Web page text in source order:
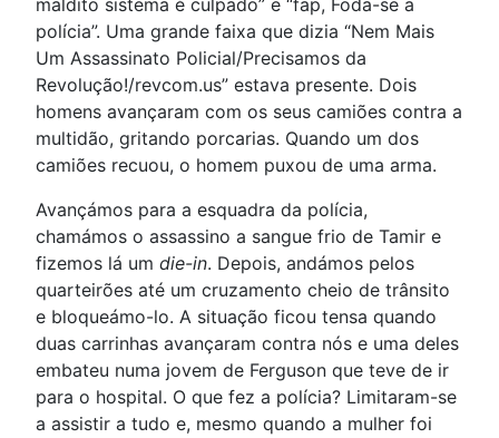
maldito sistema é culpado” e “fap, Foda-se a
polícia”. Uma grande faixa que dizia “Nem Mais
Um Assassinato Policial/Precisamos da
Revolução!/revcom.us” estava presente. Dois
homens avançaram com os seus camiões contra a
multidão, gritando porcarias. Quando um dos
camiões recuou, o homem puxou de uma arma.
Avançámos para a esquadra da polícia,
chamámos o assassino a sangue frio de Tamir e
fizemos lá um die-in. Depois, andámos pelos
quarteirões até um cruzamento cheio de trânsito
e bloqueámo-lo. A situação ficou tensa quando
duas carrinhas avançaram contra nós e uma deles
embateu numa jovem de Ferguson que teve de ir
para o hospital. O que fez a polícia? Limitaram-se
a assistir a tudo e, mesmo quando a mulher foi